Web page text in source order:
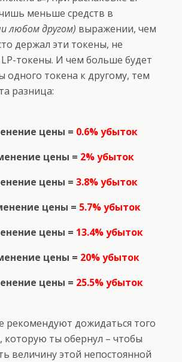
меньше средств в
любом другом) выражении, чем
держал эти токены, не
токены. И чем больше будет
одного токена к другому, тем
разница:
цены = 0.6% убыток
цены = 2% убыток
цены = 3.8% убыток
цены = 5.7% убыток
цены = 13.4% убыток
цены = 20% убыток
цены = 25.5% убыток
рекомендуют дожидаться того
которую ты обернул – чтобы
величину этой непостоянной